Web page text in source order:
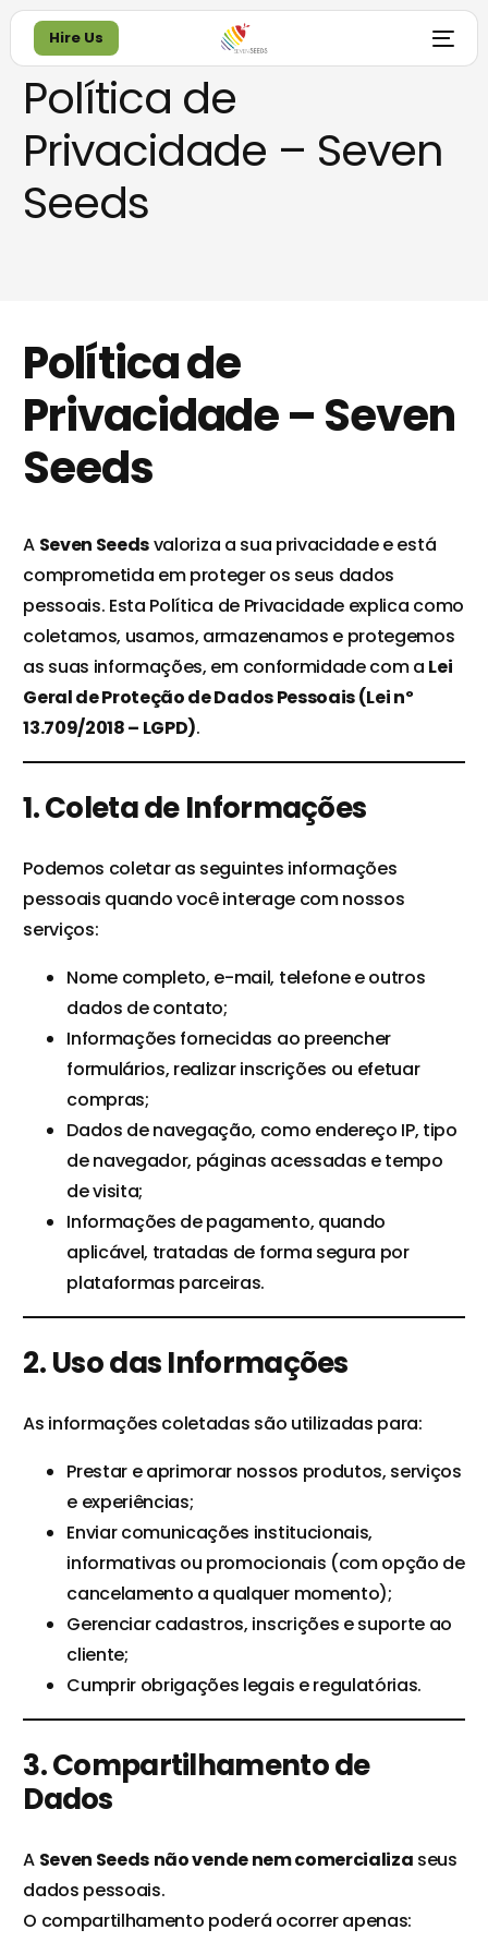
Hire Us
Hire Us
Política de
Privacidade – Seven
Seeds
Política de
Privacidade – Seven
Seeds
A Seven Seedsvaloriza a sua privacidade e está
comprometida em proteger os seus dados
pessoais. Esta Política de Privacidade explica como
coletamos, usamos, armazenamos e protegemos
as suas informações, em conformidade com a Lei
Geral de Proteção de Dados Pessoais (Lei nº
13.709/2018 – LGPD).
1. Coleta de Informações
Podemos coletar as seguintes informações
pessoais quando você interage com nossos
serviços:
Nome completo, e-mail, telefone e outros
dados de contato;
Informações fornecidas ao preencher
formulários, realizar inscrições ou efetuar
compras;
Dados de navegação, como endereço IP, tipo
de navegador, páginas acessadas e tempo
de visita;
Informações de pagamento, quando
aplicável, tratadas de forma segura por
plataformas parceiras.
2. Uso das Informações
As informações coletadas são utilizadas para:
Prestar e aprimorar nossos produtos, serviços
e experiências;
Enviar comunicações institucionais,
informativas ou promocionais (com opção de
cancelamento a qualquer momento);
Gerenciar cadastros, inscrições e suporte ao
cliente;
Cumprir obrigações legais e regulatórias.
3. Compartilhamento de
Dados
A Seven Seeds não vende nem comercializa seus
dados pessoais.
O compartilhamento poderá ocorrer apenas: